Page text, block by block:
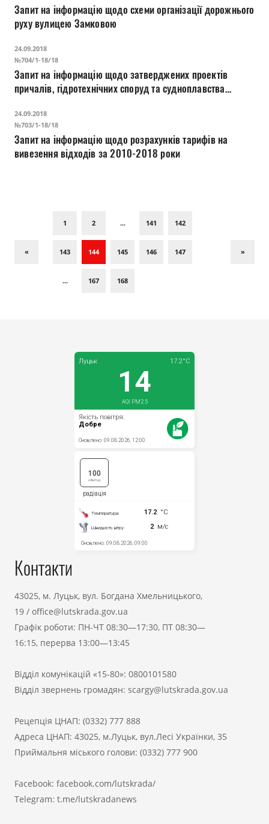
Запит на інформацію щодо схеми організації дорожнього
руху вулицею Замковою
24.09.2018
№704/1-18/18
Запит на інформацію щодо затверджених проектів
причалів, гідротехнічних споруд та судноплавства
24.09.2018
№703/1-18/18
Запит на інформацію щодо розрахунків тарифів на
вивезення відходів за 2010-2018 роки
«
1 2 ... 141 142
143 144 145 146 147
... 167 168
»
Контакти
43025, м. Луцьк, вул. Богдана Хмельницького,
19 / office@lutskrada.gov.ua
Графік роботи: ПН-ЧТ 08:30—17:30, ПТ 08:30—
16:15, перерва 13:00—13:45
Відділ комунікацій «15-80»: 0800101580
Відділ звернень громадян: scargy@lutskrada.gov.ua
Рецепція ЦНАП: (0332) 777 888
Адреса ЦНАП: 43025, м.Луцьк, вул.Лесі Українки, 35
Приймальня міського голови: (0332) 777 900
Facebook: facebook.com/lutskrada/
Telegram: t.me/lutskradanews